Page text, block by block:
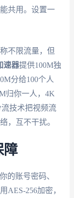
共用。设置一
不限流量，但
速器提供100M独
分给100个人
归你一人，4K
技术把视频流
，互不干扰。
障
的账号密码、
AES-256加密，